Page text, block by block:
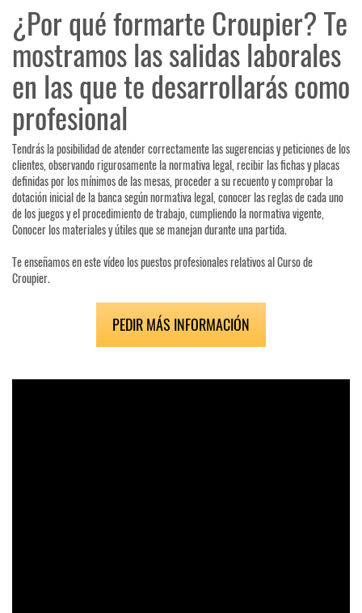
¿Por qué formarte Croupier? Te
mostramos las salidas laborales
en las que te desarrollarás como
profesional
Tendrás la posibilidad de atender correctamente las sugerencias y peticiones de los
clientes, observando rigurosamente la normativa legal, recibir las fichas y placas
definidas por los mínimos de las mesas, proceder a su recuento y comprobar la
dotación inicial de la banca según normativa legal, conocer las reglas de cada uno
de los juegos y el procedimiento de trabajo, cumpliendo la normativa vigente,
Conocer los materiales y útiles que se manejan durante una partida.
Te enseñamos en este vídeo los puestos profesionales relativos al Curso de
Croupier.
PEDIR MÁS INFORMACIÓN